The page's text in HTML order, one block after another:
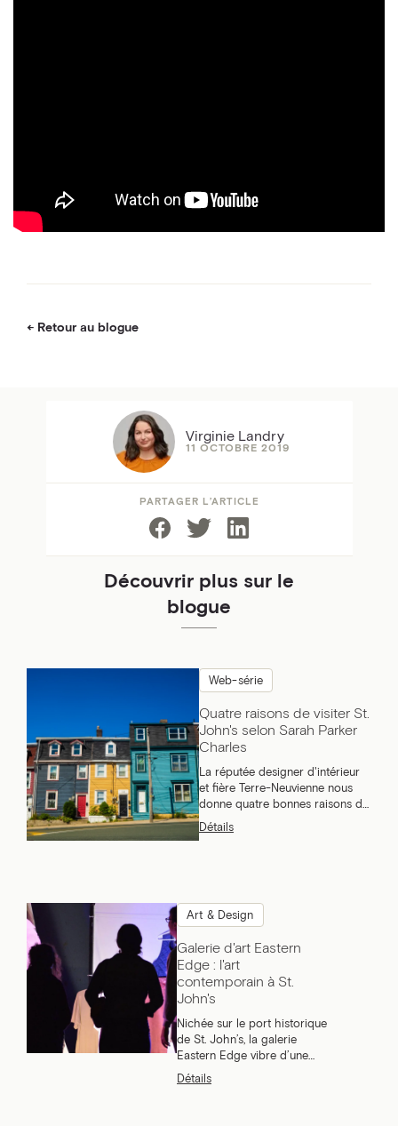
Retour au blogue
Virginie Landry
11 OCTOBRE 2019
PARTAGER L’ARTICLE
Découvrir plus sur le
blogue
Web-série
Quatre raisons de visiter St.
John's selon Sarah Parker
Charles
La réputée designer d'intérieur
et fière Terre-Neuvienne nous
donne quatre bonnes raisons de
visiter «The Rock».
Détails
Art & Design
Galerie d'art Eastern
Edge : l'art
contemporain à St.
John's
Nichée sur le port historique
de St. John’s, la galerie
Eastern Edge vibre d’une
pratique d’arts
contemporains et d’une
Détails